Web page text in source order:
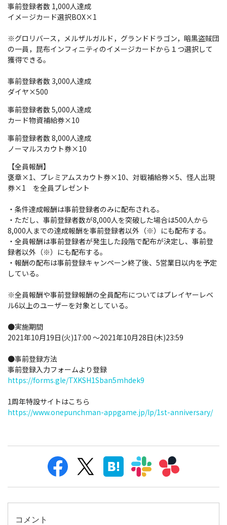
事前登録者数 1,000人達成
イメージカード選択BOX×1
※グロリバース，メルザルガルド，グランドドラゴン，暗黒盗賊団
の一員，昆布インフィニティのイメージカードから１つ選択して
獲得できる。
事前登録者数 3,000人達成
ダイヤ×500
事前登録者数 5,000人達成
カード物資補給券×10
事前登録者数 8,000人達成
ノーマルスカウト券×10
【全員報酬】
褒章×1、プレミアムスカウト券×10、対戦補給券×5、怪人出現
券×1 を全員プレゼント
・条件達成報酬は事前登録者のみに配布される。
・ただし、事前登録者数が8,000人を突破した場合は500人から
8,000人までの達成報酬を事前登録者以外（※）にも配布する。
・全員報酬は事前登録者が発生した段階で配布が決定し、事前登
録者以外（※）にも配布する。
・報酬の配布は事前登録キャンペーン終了後、5営業日以内を予定
している。
※全員報酬や事前登録報酬の全員配布についてはプレイヤーレベ
ル6以上のユーザーを対象としている。
●実施期間
2021年10月19日(火)17:00 ～2021年10月28日(木)23:59
●事前登録方法
事前登録入力フォームより登録
https://forms.gle/TXKSH1Sban5mhdek9
1周年特設サイトはこちら
https://www.onepunchman-appgame.jp/lp/1st-anniversary/